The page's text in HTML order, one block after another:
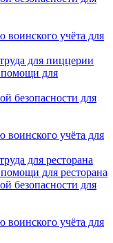
учёта для
для пиццерии
для
безопасности для
учёта для
для ресторана
для ресторана
безопасности для
учёта для